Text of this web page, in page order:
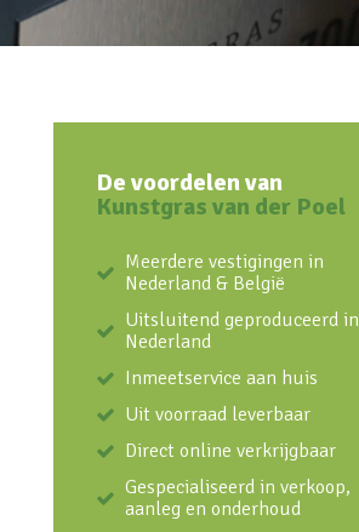
De voordelen van
Kunstgras van der Poel
Meerdere vestigingen in
Nederland & België
Uitsluitend geproduceerd in
Nederland
Inmeetservice aan huis
Uit voorraad leverbaar
Direct online verkrijgbaar
Gespecialiseerd in verkoop,
aanleg en onderhoud